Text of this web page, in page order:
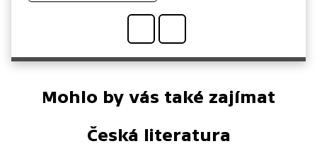
Mohlo by vás také zajímat
Česká literatura